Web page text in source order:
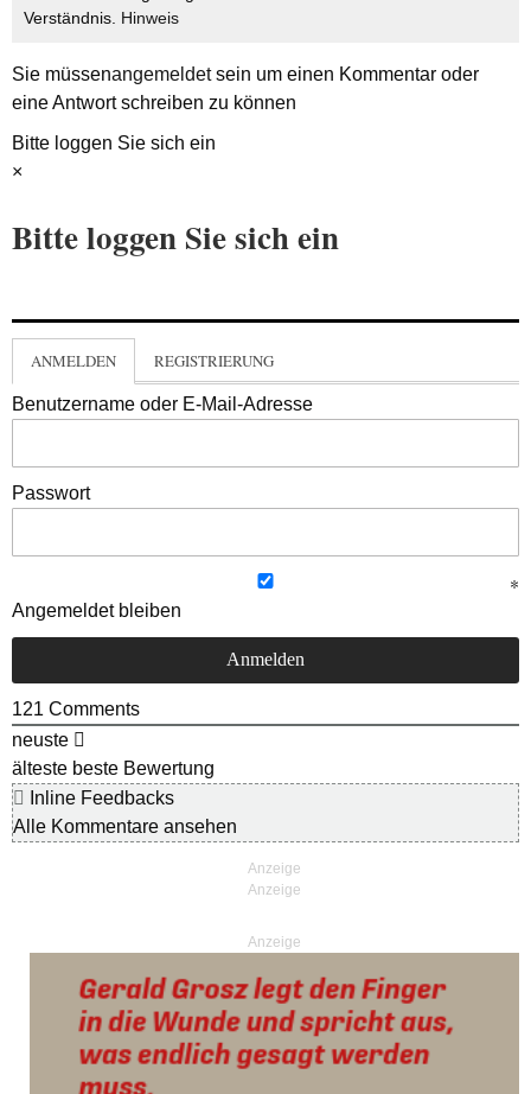
Verständnis. Hinweis
Sie müssenangemeldetsein um einen Kommentar oder
eine Antwort schreiben zu können
Bitte loggen Sie sich ein
×
Bitte loggen Sie sich ein
ANMELDEN REGISTRIERUNG
Benutzername oder E-Mail-Adresse
Passwort
Angemeldet bleiben
121 Comments
neuste
älteste beste Bewertung
Inline Feedbacks
Alle Kommentare ansehen
Anzeige